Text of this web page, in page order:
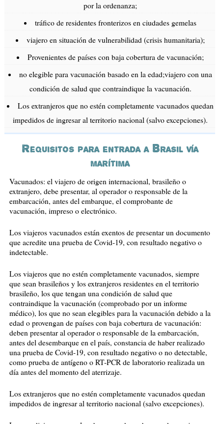
por la ordenanza;
tráfico de residentes fronterizos en ciudades gemelas
viajero en situación de vulnerabilidad (crisis humanitaria);
Provenientes de países con baja cobertura de vacunación;
no elegible para vacunación basado en la edad;viajero con una
condición de salud que contraindique la vacunación.
Los extranjeros que no estén completamente vacunados quedan
impedidos de ingresar al territorio nacional (salvo excepciones).
Requisitos para entrada a Brasil vía
marítima
Vacunados: el viajero de origen internacional, brasileño o
extranjero, debe presentar, al operador o responsable de la
embarcación, antes del embarque, el comprobante de
vacunación, impreso o electrónico.
Los viajeros vacunados están exentos de presentar un documento
que acredite una prueba de Covid-19, con resultado negativo o
indetectable.
Los viajeros que no estén completamente vacunados, siempre
que sean brasileños y los extranjeros residentes en el territorio
brasileño, los que tengan una condición de salud que
contraindique la vacunación (comprobado por un informe
médico), los que no sean elegibles para la vacunación debido a la
edad o provengan de países con baja cobertura de vacunación:
deben presentar al operador o responsable de la embarcación,
antes del desembarque en el país, constancia de haber realizado
una prueba de Covid-19, con resultado negativo o no detectable,
como prueba de antígeno o RT-PCR de laboratorio realizada un
día antes del momento del aterrizaje.
Los extranjeros que no estén completamente vacunados quedan
impedidos de ingresar al territorio nacional (salvo excepciones).